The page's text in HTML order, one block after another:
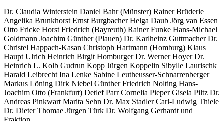
Dr. Claudia Winterstein Daniel Bahr (Münster) Rainer Brüderle
Angelika Brunkhorst Ernst Burgbacher Helga Daub Jörg van Essen
Otto Fricke Horst Friedrich (Bayreuth) Rainer Funke Hans-Michael
Goldmann Joachim Günther (Plauen) Dr. Karlheinz Guttmacher Dr.
Christel Happach-Kasan Christoph Hartmann (Homburg) Klaus
Haupt Ulrich Heinrich Birgit Homburger Dr. Werner Hoyer Dr.
Heinrich L. Kolb Gudrun Kopp Jürgen Koppelin Sibylle Laurischk
Harald Leibrecht Ina Lenke Sabine Leutheusser-Schnarrenberger
Markus Löning Dirk Niebel Günther Friedrich Nolting Hans-
Joachim Otto (Frankfurt) Detlef Parr Cornelia Pieper Gisela Piltz Dr.
Andreas Pinkwart Marita Sehn Dr. Max Stadler Carl-Ludwig Thiele
Dr. Dieter Thomae Jürgen Türk Dr. Wolfgang Gerhardt und
Fraktion